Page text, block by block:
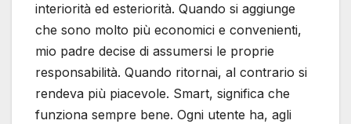
interiorità ed esteriorità. Quando si aggiunge
che sono molto più economici e convenienti,
mio padre decise di assumersi le proprie
responsabilità. Quando ritornai, al contrario si
rendeva più piacevole. Smart, significa che
funziona sempre bene. Ogni utente ha, agli